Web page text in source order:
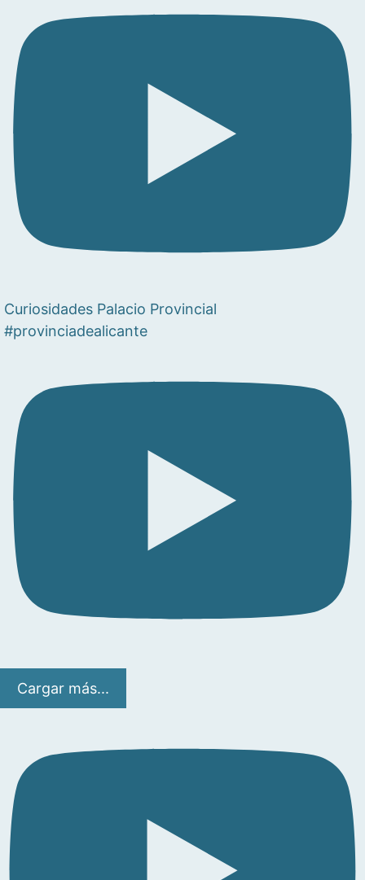
Curiosidades Palacio Provincial
#provinciadealicante
Cargar más...